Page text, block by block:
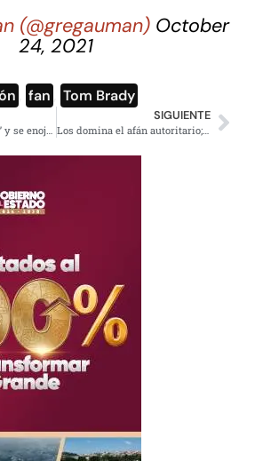
(@gregauman) October
24, 2021
fan Tom Brady
Apenas los “testereé” y se enojaron muchísimo en la UNAM
SIGUIENTE
Los domina el afán autoritario; responde AMLO a Claudio X. González